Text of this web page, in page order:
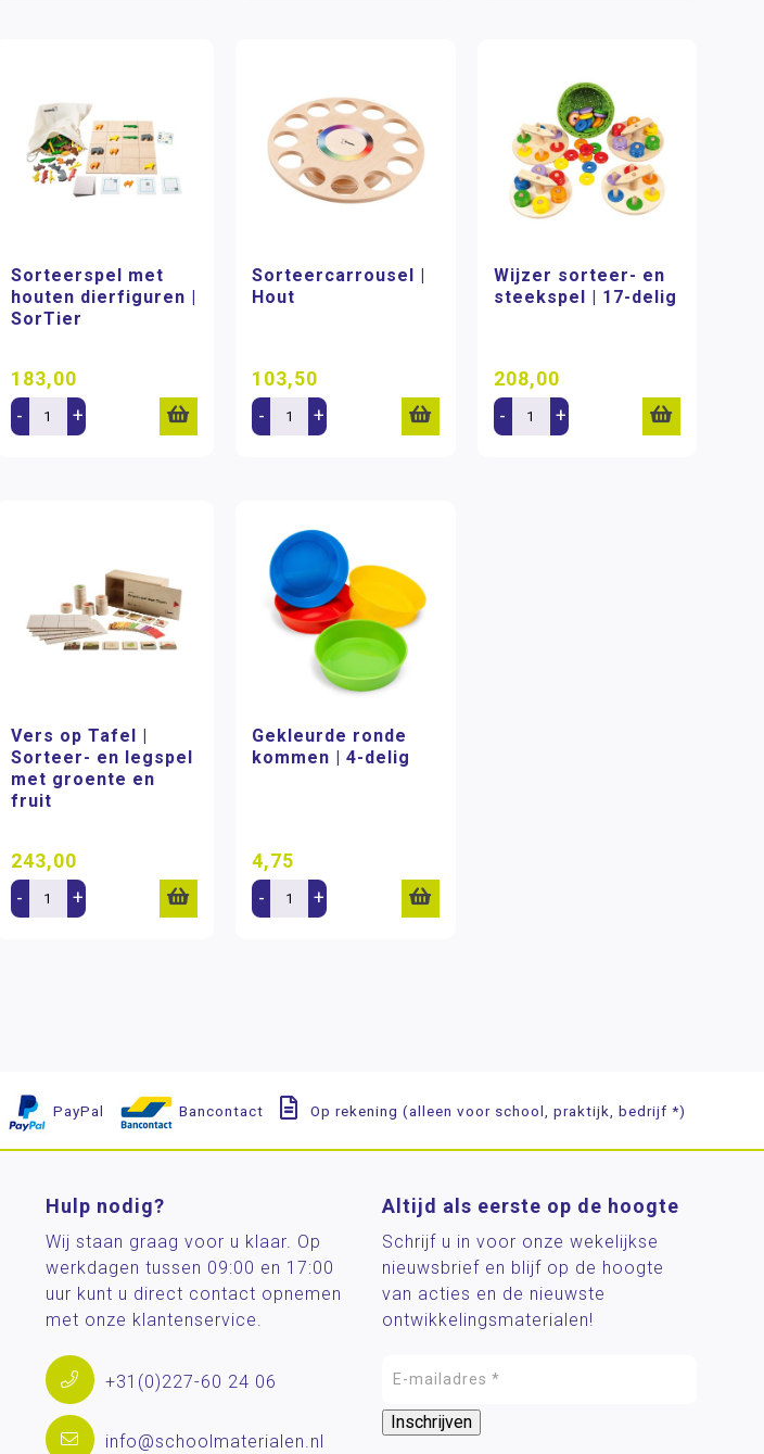
Sorteerspel met
houten dierfiguren |
SorTier
183,00
- +
Sorteercarrousel |
Hout
103,50
- +
Wijzer sorteer- en
steekspel | 17-delig
208,00
- +
Vers op Tafel |
Sorteer- en legspel
met groente en
fruit
243,00
- +
Gekleurde ronde
kommen | 4-delig
4,75
- +
PayPal Bancontact Op rekening (alleen voor school, praktijk, bedrijf *)
Hulp nodig?
Wij staan graag voor u klaar. Op
werkdagen tussen 09:00 en 17:00
uur kunt u direct contact opnemen
met onze klantenservice.
+31(0)227-60 24 06
info@schoolmaterialen.nl
Altijd als eerste op de hoogte
Schrijf u in voor onze wekelijkse
nieuwsbrief en blijf op de hoogte
van acties en de nieuwste
ontwikkelingsmaterialen!